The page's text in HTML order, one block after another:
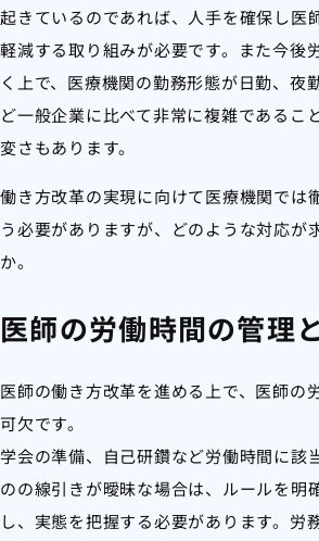
起きているのであれば、人手を確保し医
軽減する取り組みが必要です。また今後
く上で、医療機関の勤務形態が日勤、夜
ど一般企業に比べて非常に複雑であるこ
変さもあります。
働き方改革の実現に向けて医療機関では
う必要がありますが、どのような対応が
か。
医師の労働時間の管理
医師の働き方改革を進める上で、医師の
可欠です。
学会の準備、自己研鑽など労働時間に該
のの線引きが曖昧な場合は、ルールを明
し、実態を把握する必要があります。労